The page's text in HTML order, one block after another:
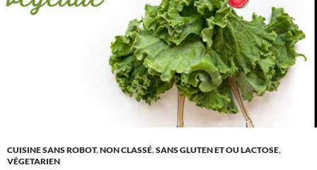
CUISINE SANS ROBOT,NON CLASSÉ,SANS GLUTEN ET OU LACTOSE,
VÉGETARIEN